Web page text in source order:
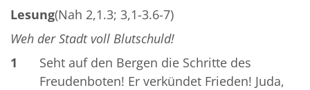
Lesung(Nah 2,1.3; 3,1-3.6-7)
Weh der Stadt voll Blutschuld!
1
Seht auf den Bergen die Schritte des
Freudenboten! Er verkündet Frieden! Juda,